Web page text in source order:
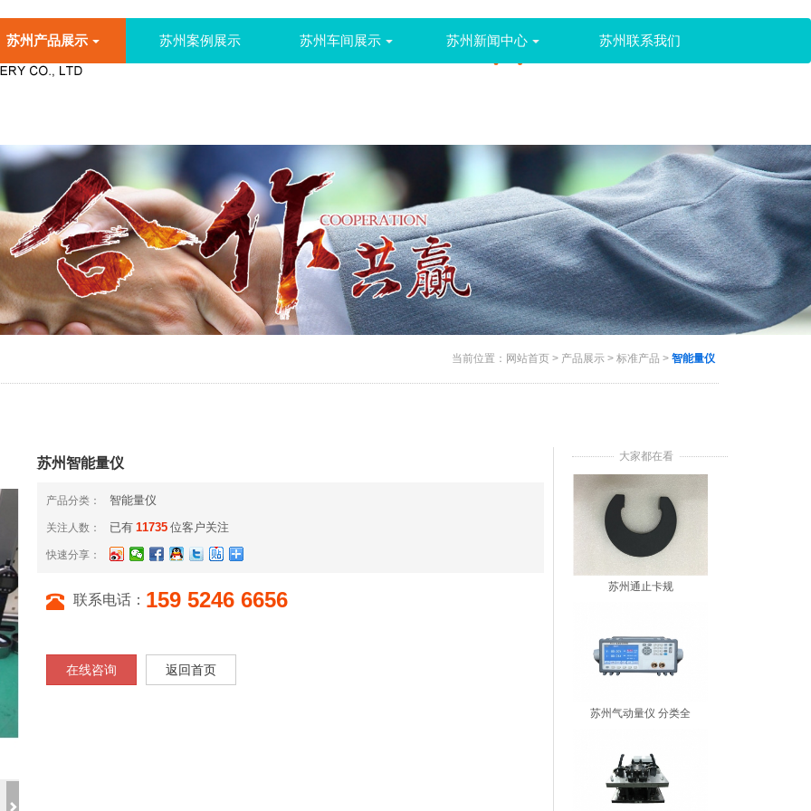
159 5246 6656
苏州产品展示 苏州案例展示 苏州车间展示 苏州新闻中心 苏州联系我们
当前位置： 网站首页 > 产品展示 > 标准产品 > 智能量仪
苏州智能量仪
产品分类： 智能量仪
关注人数： 已有 11735 位客户关注
快速分享：
联系电话： 159 5246 6656
在线咨询 返回首页
大家都在看
苏州通止卡规
苏州气动量仪 分类全